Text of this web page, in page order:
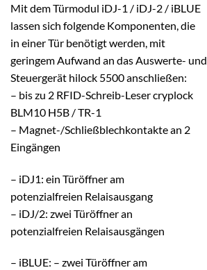
Mit dem Türmodul iDJ-1 / iDJ-2 / iBLUE
lassen sich folgende Komponenten, die
in einer Tür benötigt werden, mit
geringem Aufwand an das Auswerte- und
Steuergerät hilock 5500 anschließen:
– bis zu 2 RFID-Schreib-Leser cryplock
BLM10 H5B / TR-1
– Magnet-/Schließblechkontakte an 2
Eingängen
– iDJ1: ein Türöffner am
potenzialfreien Relaisausgang
– iDJ/2: zwei Türöffner an
potenzialfreien Relaisausgängen
– iBLUE: – zwei Türöffner am